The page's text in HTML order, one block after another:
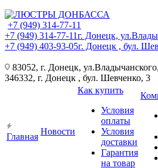
+7 (949) 314-77-11
+7 (949) 314-77-11г. Донецк,
+7 (949) 403-93-05г. Донецк , бул.
83052, г. Донецк,
346332, г. Донецк , бул. Шевченко, 3
Главная
Новости
Как купить
Условия
оплаты
Условия
доставки
Гарантия
на товар